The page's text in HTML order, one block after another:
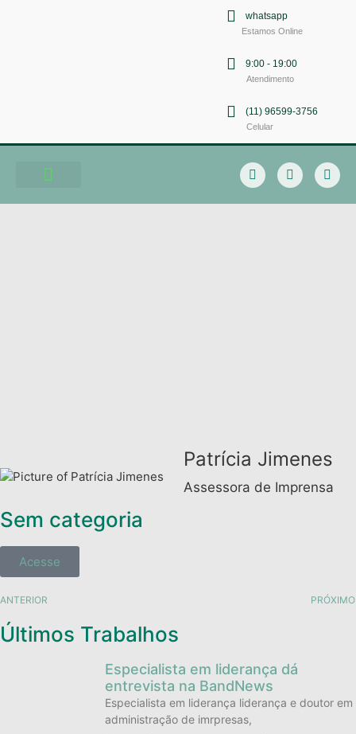
whatsapp
Estamos Online
9:00 - 19:00
Atendimento
(11) 96599-3756
Celular
Patrícia Jimenes
Assessora de Imprensa
Sem categoria
Acesse
ANTERIOR PRÓXIMO
Últimos Trabalhos
Especialista em liderança dá
entrevista na BandNews
Especialista em liderança liderança e doutor em
administração de imrpresas,